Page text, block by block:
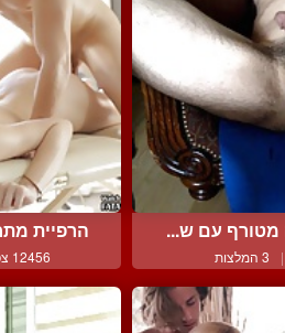
מטורף עם ש...
| 3 המלצות
הרפיית
12456 צפיות